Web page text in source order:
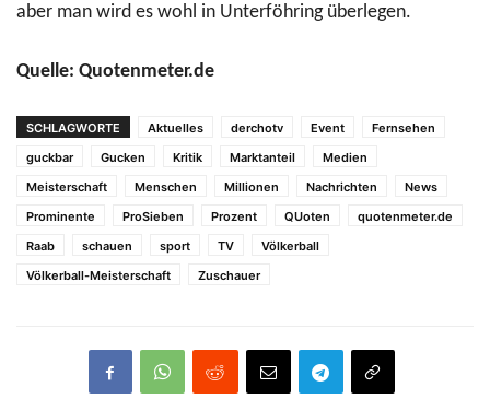
aber man wird es wohl in Unterföhring überlegen.
Quelle: Quotenmeter.de
SCHLAGWORTE Aktuelles derchotv Event
Fernsehen
guckbar
Gucken Kritik Marktanteil
Medien
Meisterschaft
Menschen Millionen Nachrichten
News
Prominente
ProSieben Prozent QUoten
quotenmeter.de
Raab
schauen sport TV
Völkerball
Völkerball-Meisterschaft
Zuschauer